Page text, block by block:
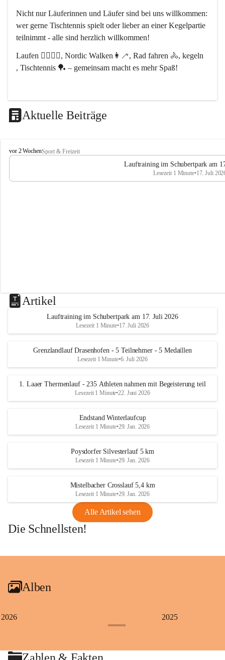
Nicht nur Läuferinnen und Läufer sind bei uns willkommen:
wer gerne Tischtennis spielt oder lieber an einer Kegelpartie
teilnimmt - alle sind herzlich willkommen!
Laufen 🏃‍♂️🏃‍♀️, Nordic Walken👩‍🦯, Rad fahren 🚴, kegeln
, Tischtennis 🏓 – gemeinsam macht es mehr Spaß!
Aktuelle Beiträge
L
V
a
vor 2 WochenSport & Freizeit
Lauftraining im Schubertpark am
Lesezeit 1 Minute•17. Juli
Artikel
Lauftraining im Schubertpark am 17. Juli 2026
Lesezeit 1 Minute•17. Juli 2026
Grenzlandlauf Drasenhofen - 5 Teilnehmer - 5 Medaillen
Lesezeit 1 Minute•6. Juli 2026
1. Laaer Thermenlauf - 235 Athleten nahmen mit Begeisterung teil
Lesezeit 1 Minute•22. Juni 2026
Endstand Winterlaufcup
Lesezeit 1 Minute•29. Jan. 2026
Poysdorfer Silvesterlauf 5 km
Lesezeit 1 Minute•29. Jan. 2026
Mistelbacher Crosslauf 5,4 km
Lesezeit 1 Minute•29. Jan. 2026
Alle Artikel sehen
Die Schnellsten!
+1
Alben
2026 2025
Zahlen & Fakten